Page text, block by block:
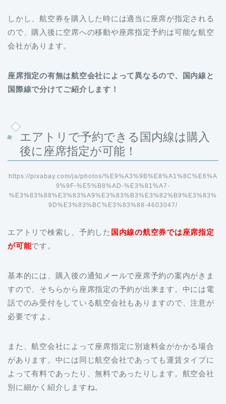
しかし、航空券を購入した時には適当に座席が指定される
ので、購入後に空席への移動や座席指定予約は可能な航空
会社があります。
座席指定の有無は航空会社によって異なるので、国内線と
国際線で分けてご紹介します！
エアトリで予約できる国内線は購入
後に座席指定が可能！
https://pixabay.com/ja/photos/%E9%A3%9B%E8%A1%8C%E6%A
9%9F-%E5%B8%AD-%E3%81%A7-
%E3%83%88%E3%83%A9%E3%83%B3%E3%82%B9%E3%83%
9D%E3%83%BC%E3%83%88-4603047/
エアトリで検索し、予約した 国内線の航空券では座席指定
が可能です。
基本的には、購入後の通知メールで座席予約の案内がきま
すので、そちらから座席指定の予約が出来ます。中には電
話でのみ受付をしている航空会社もありますので、注意が
必要ですよ。
また、航空会社によって座席指定に別途料金がかかる場合
があります。中には同じ航空会社であっても運賃タイプに
よって有料であったり、無料であったりします。航空会社
別に細かく紹介しますね。